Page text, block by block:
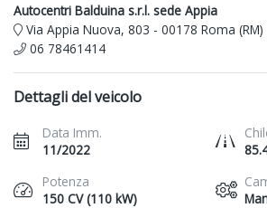
Autocentri Balduina s.r.l. sede Appia
Via Appia Nuova, 803 - 00178 Roma (RM)
06 78461414
Dettagli del veicolo
Data Imm.
11/2022
Potenza
150 CV (110 kW)